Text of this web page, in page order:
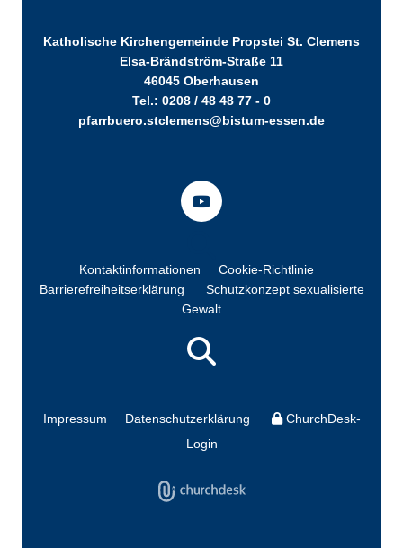
Katholische Kirchengemeinde Propstei St. Clemens
Elsa-Brändström-Straße 11
46045 Oberhausen
Tel.: 0208 / 48 48 77 - 0
pfarrbuero.stclemens@bistum-essen.de
Kontaktinformationen
Cookie-Richtlinie
Barrierefreiheitserklärung
Schutzkonzept sexualisierte
Gewalt
Impressum Datenschutzerklärung
ChurchDesk-
Login